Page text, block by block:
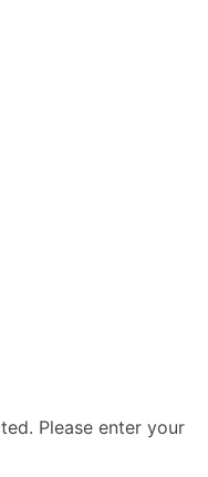
Please enter your